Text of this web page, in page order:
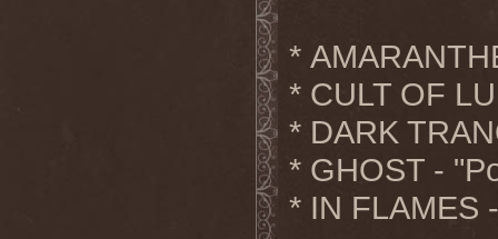
*
* CULT OF
* DARK
* GHOST -
* IN FLAMES